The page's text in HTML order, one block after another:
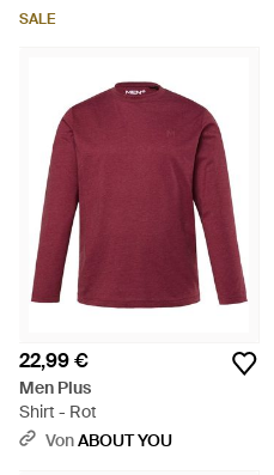
SALE
22,99 €
Men Plus
Shirt - Rot
VonABOUT YOU